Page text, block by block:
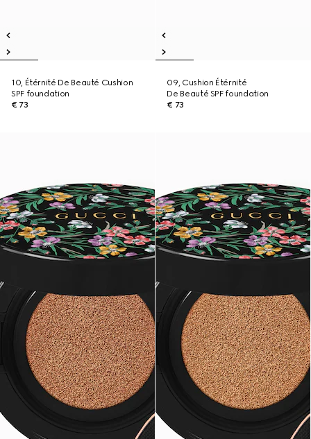
10, Étérnité De Beauté Cushion
SPF foundation
€ 73
09, Cushion Étérnité
De Beauté SPF foundation
€ 73